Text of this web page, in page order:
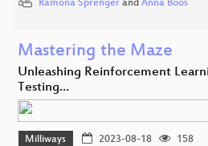
Ramona Sprenger and Anna Boos
Mastering the Maze
Unleashing Reinforcement
Testing…
Milliways 2023-08-18
158